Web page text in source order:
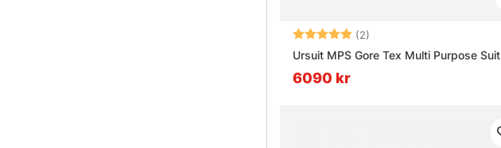
Betyg: (2)
Ursuit MPS Gore Tex Multi Purpose Suit
6090 kr